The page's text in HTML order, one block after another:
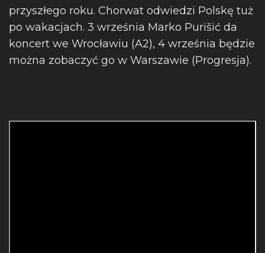
przyszłego roku. Chorwat odwiedzi Polskę tuż
po wakacjach. 3 września Marko Purišić da
koncert we Wrocławiu (A2), 4 września będzie
można zobaczyć go w Warszawie (Progresja).